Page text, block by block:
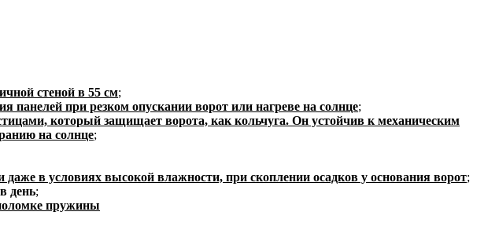
стеной в 55 см;
панелей при резком опускании ворот или нагреве на солнце;
который защищает ворота, как кольчуга. Он устойчив к механическим
на солнце;
в условиях высокой влажности, при скоплении осадков у основания ворот;
день;
пружины